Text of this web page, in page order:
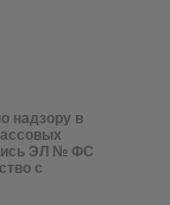
надзору в
ЭЛ № ФС
с